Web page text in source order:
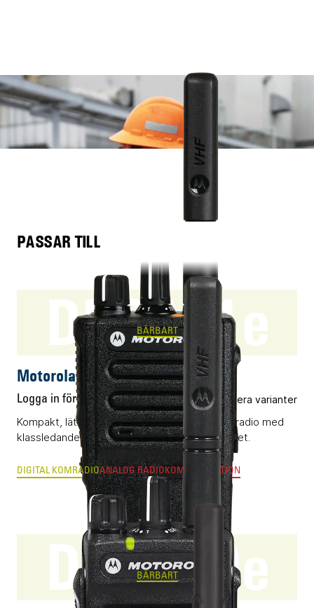
PASSAR TILL
DP3441e
BÄRBART
Motorola DP3441e
Logga in för pris Flera varianter
Kompakt, lättanvänd och vattentät DMR-komradio med
klassledande radioegenskaper och byggkvalitet.
DIGITAL KOMRADIOANALOG RADIOKOMMUNIKATION
DP2400e
BÄRBART